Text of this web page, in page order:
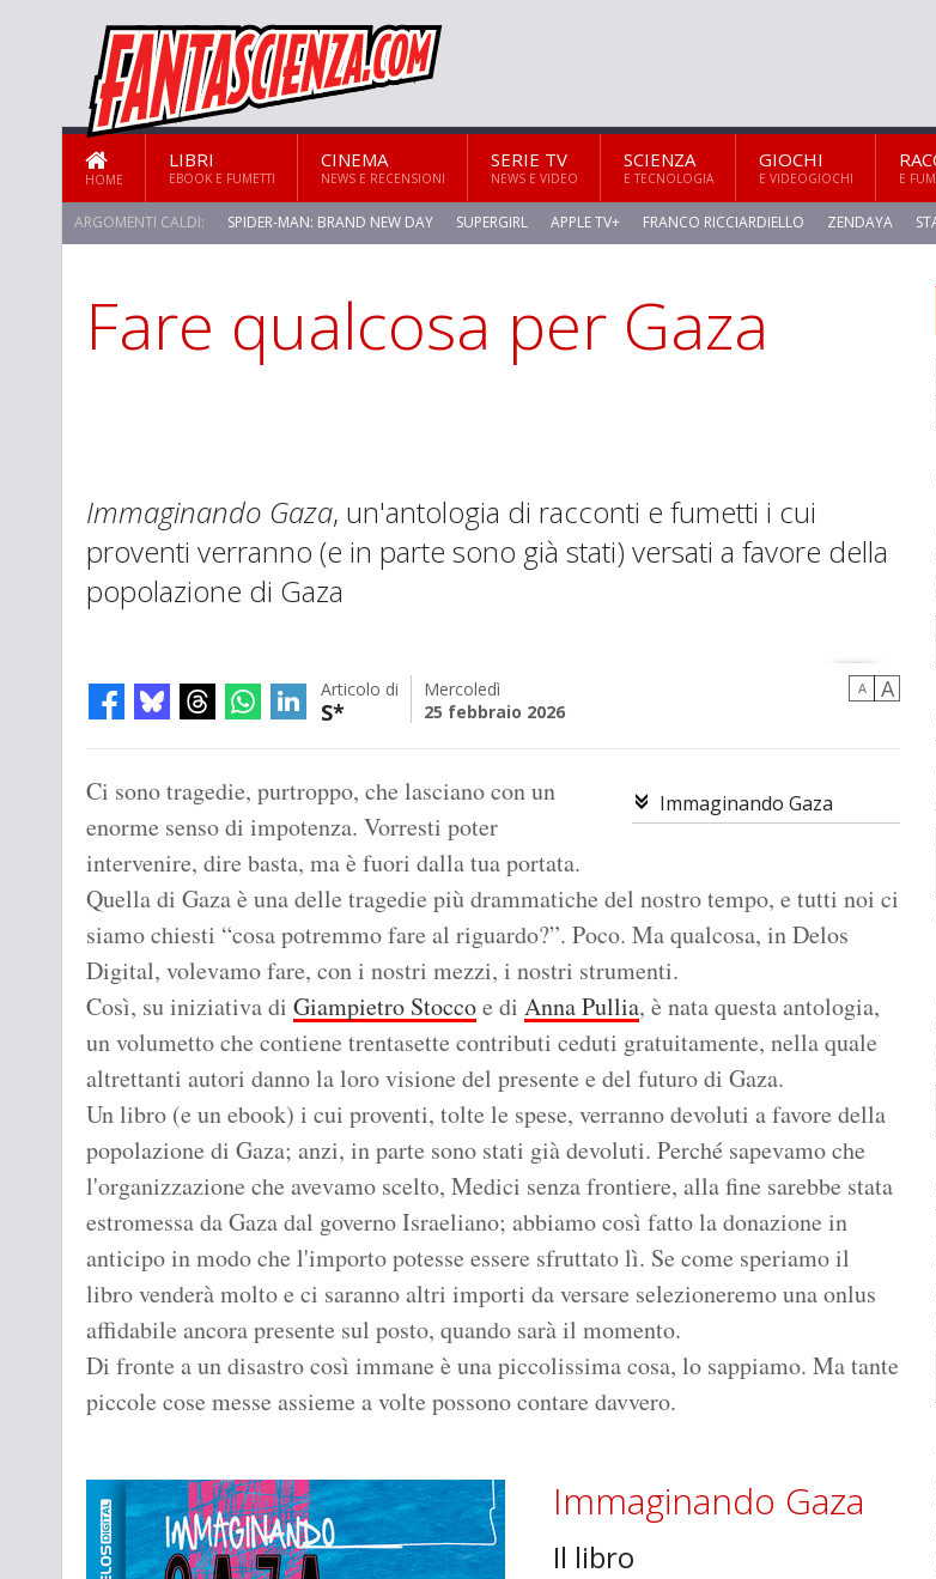
HOME
LIBRI
EBOOK E FUMETTI
CINEMA
NEWS E RECENSIONI
SERIE TV
NEWS E VIDEO
SCIENZA
E TECNOLOGIA
GIOCHI
E VIDEOGIOCHI E
ARGOMENTI CALDI: SPIDER-MAN: BRAND NEW DAY SUPERGIRL APPLE TV+ FRANCO RICCIARDIELLO ZENDAYA
Fare qualcosa per Gaza
Immaginando Gaza, un'antologia di racconti e fumetti i cui
proventi verranno (e in parte sono già stati) versati a favore della
popolazione di Gaza
Articolo di
S*
Mercoledì
25 febbraio 2026
A A
Immaginando Gaza
Ci sono tragedie, purtroppo, che lasciano con un
enorme senso di impotenza. Vorresti poter
intervenire, dire basta, ma è fuori dalla tua portata.
Quella di Gaza è una delle tragedie più drammatiche del nostro tempo, e tutti noi ci
siamo chiesti “cosa potremmo fare al riguardo?”. Poco. Ma qualcosa, in Delos
Digital, volevamo fare, con i nostri mezzi, i nostri strumenti.
Così, su iniziativa di Giampietro Stoccoe di Anna Pullia, è nata questa antologia,
un volumetto che contiene trentasette contributi ceduti gratuitamente, nella quale
altrettanti autori danno la loro visione del presente e del futuro di Gaza.
Un libro (e un ebook) i cui proventi, tolte le spese, verranno devoluti a favore della
popolazione di Gaza; anzi, in parte sono stati già devoluti. Perché sapevamo che
l'organizzazione che avevamo scelto, Medici senza frontiere, alla fine sarebbe stata
estromessa da Gaza dal governo Israeliano; abbiamo così fatto la donazione in
anticipo in modo che l'importo potesse essere sfruttato lì. Se come speriamo il
libro venderà molto e ci saranno altri importi da versare selezioneremo una onlus
affidabile ancora presente sul posto, quando sarà il momento.
Di fronte a un disastro così immane è una piccolissima cosa, lo sappiamo. Ma tante
piccole cose messe assieme a volte possono contare davvero.
Immaginando Gaza
Il libro